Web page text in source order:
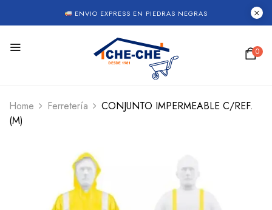
ENVIO EXPRESS EN PIEDRAS NEGRAS
0
Home Ferretería
CONJUNTO IMPERMEABLE C/REF.
(M)